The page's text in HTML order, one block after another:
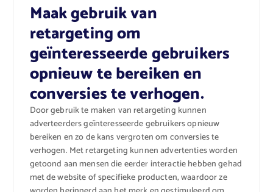
Maak gebruik van
retargeting om
geïnteresseerde gebruikers
opnieuw te bereiken en
conversies te verhogen.
Door gebruik te maken van retargeting kunnen
adverteerders geïnteresseerde gebruikers opnieuw
bereiken en zo de kans vergroten om conversies te
verhogen. Met retargeting kunnen advertenties worden
getoond aan mensen die eerder interactie hebben gehad
met de website of specifieke producten, waardoor ze